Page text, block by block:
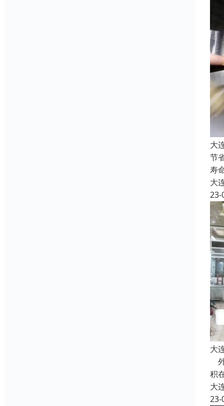
大
节
寿
大
23-
大
积
大
23-